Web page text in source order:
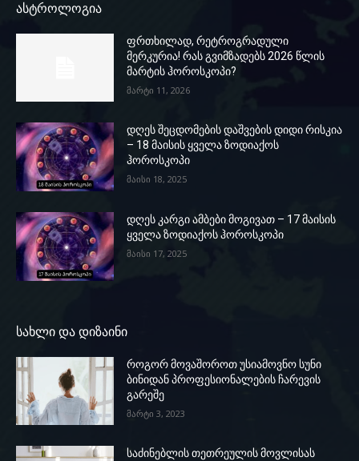
ასტროლოგია
ფრთხილად, რეტროგრადული
მერკურია! რას გვიმზადებს 2026 წლის
მარტის ჰოროსკოპი?
მარტი 11, 2026
დღეს შეცდომების დაშვების დიდი რისკია
– 18 მაისის ყველა ზოდიაქოს
ჰოროსკოპი
მაისი 18, 2025
დღეს კარგი ამბები მოგივათ – 17 მაისის
ყველა ზოდიაქოს ჰოროსკოპი
მაისი 17, 2025
სახლი და დიზაინი
როგორ მოვაშოროთ უსიამოვნო სუნი
ბინიდან პროფესიონალების ჩარევის
გარეშე
მარტი 3, 2023
საძინებლის თეთრეულის მოვლისას